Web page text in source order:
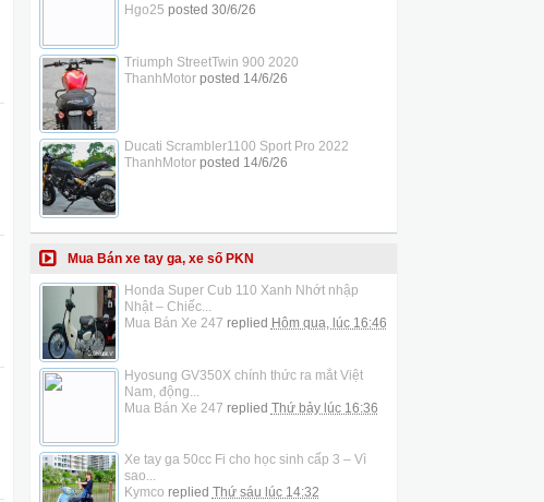
Hgo25 posted 30/6/26
Triumph StreetTwin 900 2020
ThanhMotorposted 14/6/26
Ducati Scrambler1100 Sport Pro 2022
ThanhMotorposted 14/6/26
Mua Bán xe tay ga, xe số PKN
Honda Super Cub 110 Xanh Nhớt nhập
Nhật – Chiếc...
Mua Bán Xe 247 replied Hôm qua, lúc 16:46
Hyosung GV350X chính thức ra mắt Việt
Nam, động...
Mua Bán Xe 247 replied Thứ bảy lúc 16:36
Xe tay ga 50cc Fi cho học sinh cấp 3 – Vì
sao...
Kymco replied Thứ sáu lúc 14:32